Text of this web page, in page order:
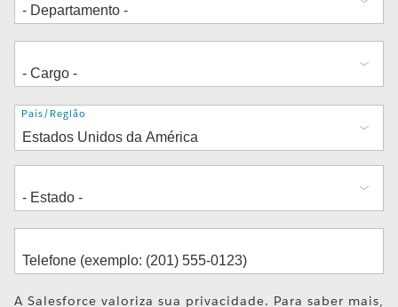
Endereço
País/Região
A Salesforce valoriza sua privacidade. Para saber mais,